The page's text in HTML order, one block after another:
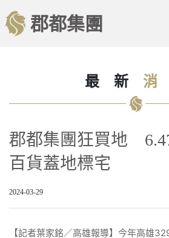
郡都集團
最 新 消
郡都集團狂買地
百貨蓋地標宅
2024-03-29
【記者葉家銘／高雄報導】今年高雄